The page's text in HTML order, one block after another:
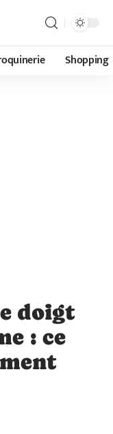
Shopping
doigt
: ce